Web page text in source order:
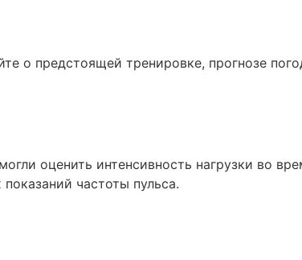
о предстоящей тренировке, прогнозе
оценить интенсивность нагрузки во
частоты пульса.